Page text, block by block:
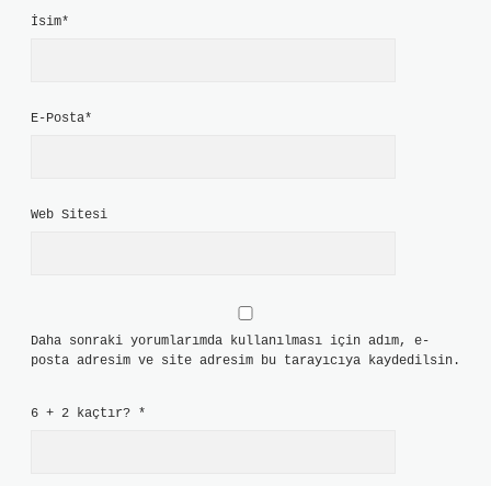
İsim*
E-Posta*
Web Sitesi
Daha sonraki yorumlarımda kullanılması için adım, e-
posta adresim ve site adresim bu tarayıcıya kaydedilsin.
6 + 2 kaçtır? *